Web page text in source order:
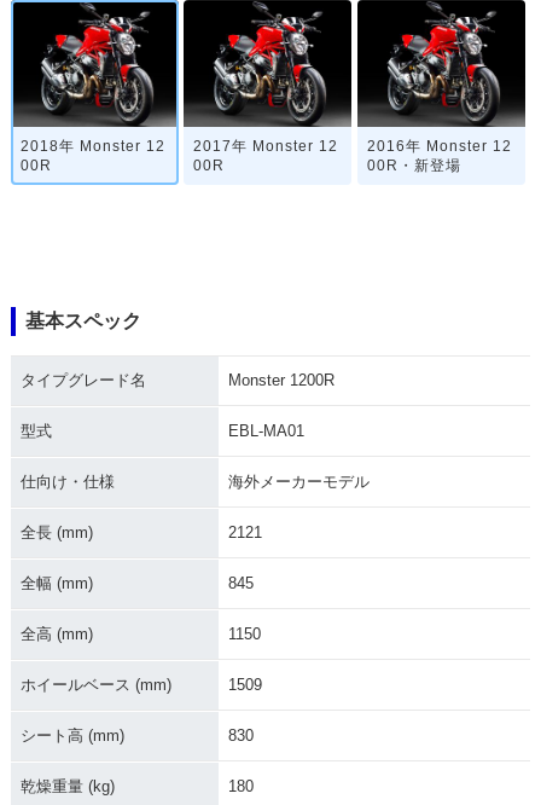
2018年 Monster 12
00R
2017年 Monster 12
00R
2016年 Monster 12
00R・新登場
基本スペック
タイプグレード名 Monster 1200R
型式 EBL-MA01
仕向け・仕様 海外メーカーモデル
全長 (mm) 2121
全幅 (mm) 845
全高 (mm) 1150
ホイールベース (mm) 1509
シート高 (mm) 830
乾燥重量 (kg) 180